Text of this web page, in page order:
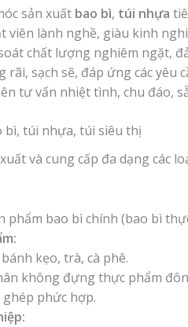
sản xuất bao bì, túi nhựa
viên lành nghề, giàu kinh
chất lượng nghiêm ngặt,
sạch sẽ, đáp ứng các yêu
tư vấn nhiệt tình, chu đáo,
bì, túi nhựa, túi siêu thị
và cung cấp đa dạng các
phẩm bao bì chính (bao bì
kẹo, trà, cà phê.
không đựng thực phẩm
ghép phức hợp.